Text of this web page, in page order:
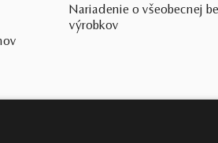
Nariadenie o všeobecnej
výrobkov